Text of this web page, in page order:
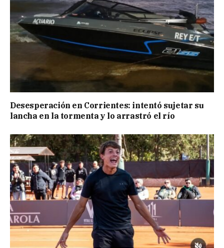
Desesperación en Corrientes: intentó sujetar su
lancha en la tormenta y lo arrastró el río